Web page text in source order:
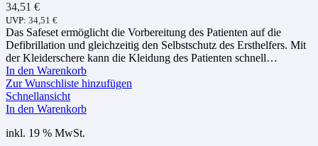
34,51 €
UVP: 34,51 €
Das Safeset ermöglicht die Vorbereitung des Patienten auf die
Defibrillation und gleichzeitig den Selbstschutz des Ersthelfers. Mit
der Kleiderschere kann die Kleidung des Patienten schnell…
In den Warenkorb
Zur Wunschliste hinzufügen
Schnellansicht
In den Warenkorb
inkl. 19 % MwSt.